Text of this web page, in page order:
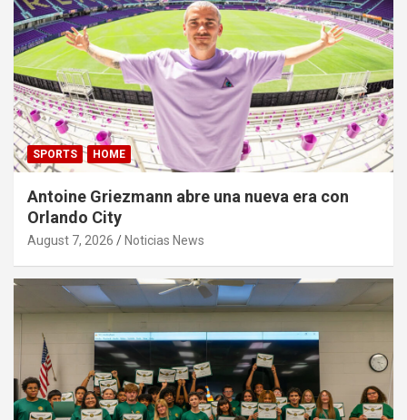
SPORTS HOME
Antoine Griezmann abre una nueva era con
Orlando City
August 7, 2026 Noticias News